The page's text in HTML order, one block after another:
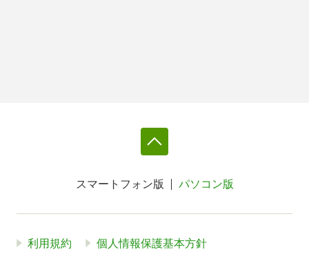
スマートフォン版 パソコン版
利用規約 個人情報保護基本方針